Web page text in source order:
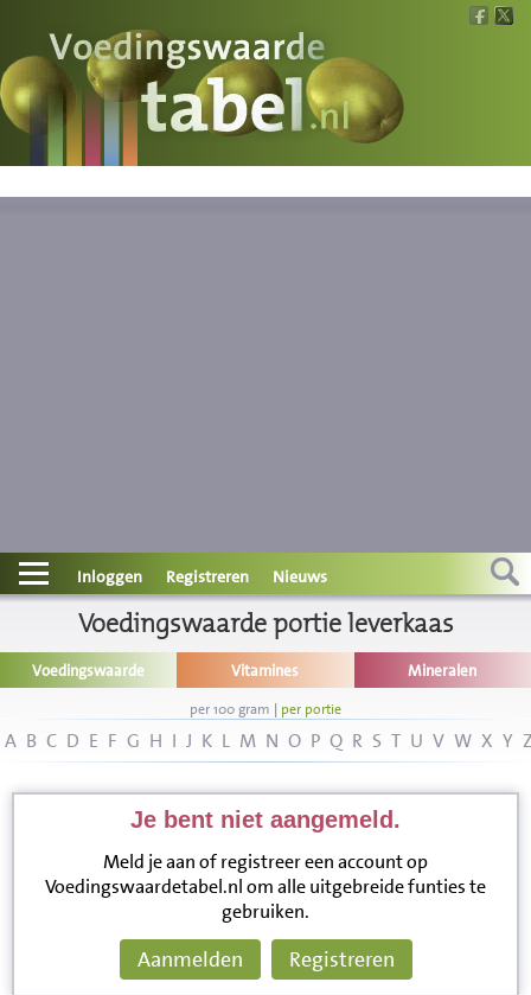
Voedingswaarde
Wat is wat?
Contact
Informatie
Disclaimer
Inloggen Registreren Nieuws
Voedingswaarde portie leverkaas
Voedingswaarde Vitamines Mineralen
per 100 gram | per portie
A B C D E F G H I J K L M N O P Q R S T U V W X Y
Je bent niet aangemeld.
Meld je aan of registreer een account op
Voedingswaardetabel.nl om alle uitgebreide funties te
gebruiken.
Aanmelden Registreren